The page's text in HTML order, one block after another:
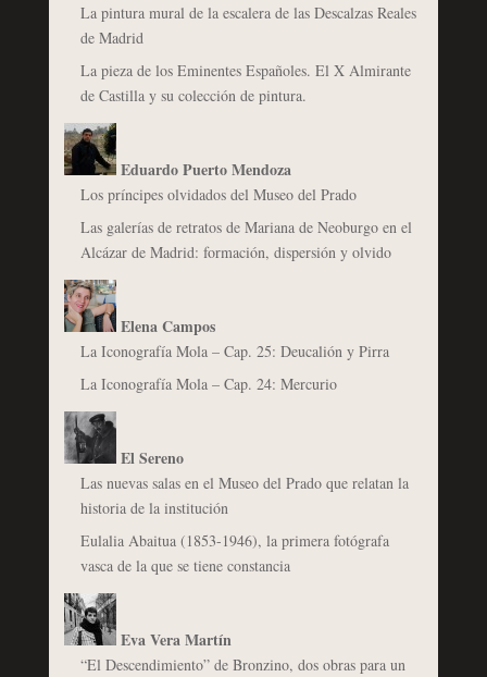
La pintura mural de la escalera de las Descalzas Reales
de Madrid
La pieza de los Eminentes Españoles. El X Almirante
de Castilla y su colección de pintura.
Eduardo Puerto Mendoza
Los príncipes olvidados del Museo del Prado
Las galerías de retratos de Mariana de Neoburgo en el
Alcázar de Madrid: formación, dispersión y olvido
Elena Campos
La Iconografía Mola – Cap. 25: Deucalión y Pirra
La Iconografía Mola – Cap. 24: Mercurio
El Sereno
Las nuevas salas en el Museo del Prado que relatan la
historia de la institución
Eulalia Abaitua (1853-1946), la primera fotógrafa
vasca de la que se tiene constancia
Eva Vera Martín
“El Descendimiento” de Bronzino, dos obras para un